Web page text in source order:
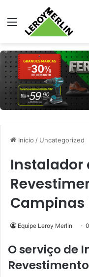
Menu
Início / Uncategorized
Instalador
Campinas
Equipe Leroy Merlin
O serviço de